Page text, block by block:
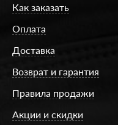
Как заказать
Оплата
Доставка
Возврат и гарантия
Правила продажи
Акции и скидки